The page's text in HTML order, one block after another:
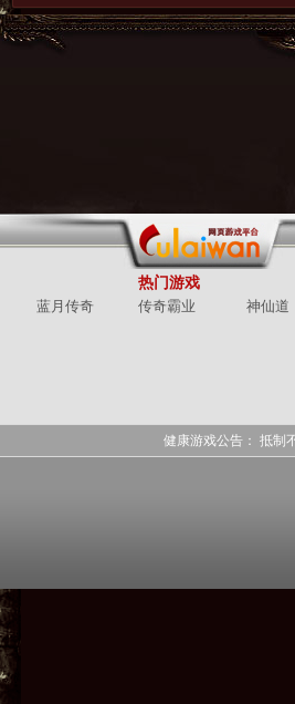
热门游戏
蓝月传奇 传奇霸业 神仙道
健康游戏公告： 抵制